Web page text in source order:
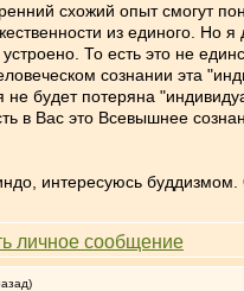
схожий опыт смогут
из единого. Но
То есть это не
сознании эта
будет потеряна
в Вас это Всевышнее
интересуюсь